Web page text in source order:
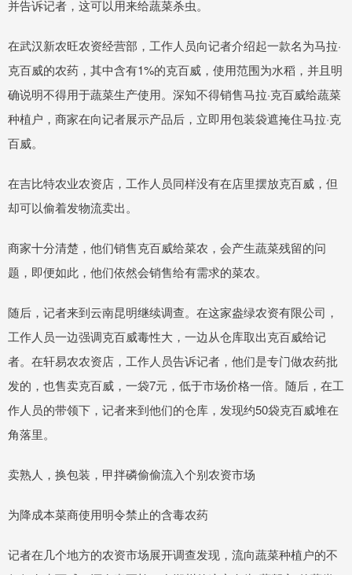
并告诉记者，这可以用来给蔬菜杀虫。
在武汉新农旺农资经营部，工作人员向记者介绍起一款名为马拉·
克百威的农药，其中含有1%的克百威，使用范围为水稻，并且明
确说明不得用于蔬菜生产使用。深知不得销售马拉·克百威给蔬菜
种植户，商家在向记者展示产品后，立即用包装袋遮掩住马拉·克
百威。
在吉比特农业农资店，工作人员同样没有在店里摆放克百威，但
却可以偷着发物流卖出。
商家十分清楚，他们销售克百威给菜农，会产生蔬菜残留的问
题，即便如此，他们依然会销售给有需求的菜农。
随后，记者来到云南昆明继续调查。在这家盎绿农资有限公司，
工作人员一边强调克百威毒性大，一边从仓库取出克百威给记
者。在轩易农农资店，工作人员告诉记者，他们是专门做农药批
发的，也售卖克百威，一袋7元，低于市场价格一倍。随后，在工
作人员的带领下，记者来到他们的仓库，发现约50袋克百威堆在
角落里。
卖熟人，换包装，甲拌磷偷偷流入个别农资市场
为降成本菜商使用明令禁止的含毒农药
记者在几个地方的农资市场展开调查发现，流向蔬菜种植户的不